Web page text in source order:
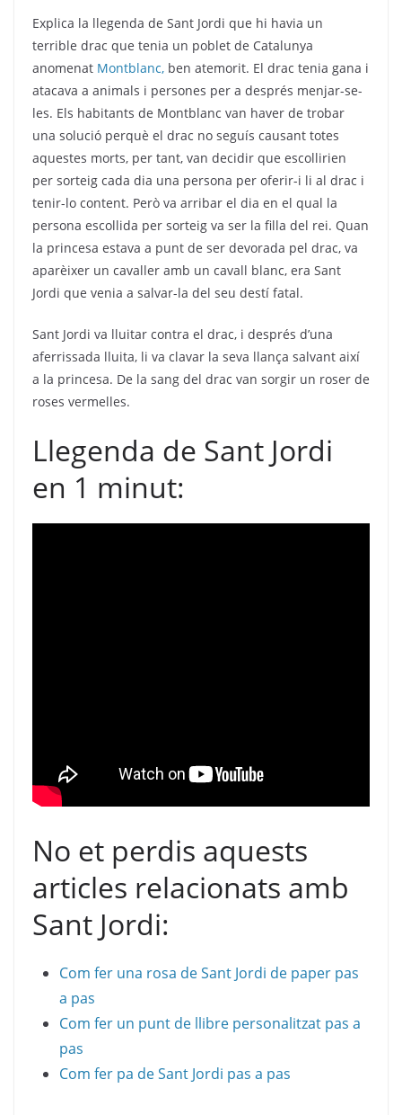
Explica la llegenda de Sant Jordi que hi havia un
terrible drac que tenia un poblet de Catalunya
anomenat Montblanc, ben atemorit. El drac tenia gana i
atacava a animals i persones per a després menjar-se-
les. Els habitants de Montblanc van haver de trobar
una solució perquè el drac no seguís causant totes
aquestes morts, per tant, van decidir que escollirien
per sorteig cada dia una persona per oferir-i li al drac i
tenir-lo content. Però va arribar el dia en el qual la
persona escollida per sorteig va ser la filla del rei. Quan
la princesa estava a punt de ser devorada pel drac, va
aparèixer un cavaller amb un cavall blanc, era Sant
Jordi que venia a salvar-la del seu destí fatal.
Sant Jordi va lluitar contra el drac, i després d’una
aferrissada lluita, li va clavar la seva llança salvant així
a la princesa. De la sang del drac van sorgir un roser de
roses vermelles.
Llegenda de Sant Jordi
en 1 minut:
No et perdis aquests
articles relacionats amb
Sant Jordi:
Com fer una rosa de Sant Jordi de paper pas
a pas
Com fer un punt de llibre personalitzat pas a
pas
Com fer pa de Sant Jordi pas a pas